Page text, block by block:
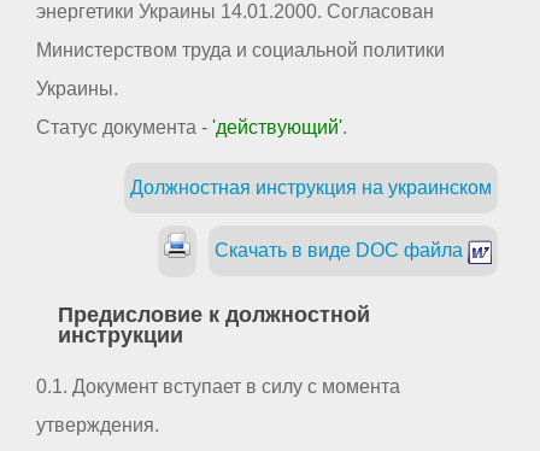
энергетики Украины 14.01.2000. Согласован
Министерством труда и социальной политики
Украины.
Статус документа - 'действующий'.
Должностная инструкция на украинском
Скачать в виде DOC файла
Предисловие к должностной
инструкции
0.1. Документ вступает в силу с момента
утверждения.